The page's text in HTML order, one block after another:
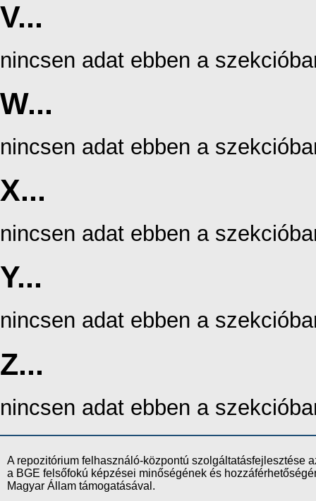
V...
nincsen adat ebben a
W...
nincsen adat ebben a
X...
nincsen adat ebben a
Y...
nincsen adat ebben a
Z...
nincsen adat ebben a
A repozitórium felhasználó-központú szolgáltatásfejlesztése
a BGE felsőfokú képzései minőségének és
Magyar Állam támogatásával.